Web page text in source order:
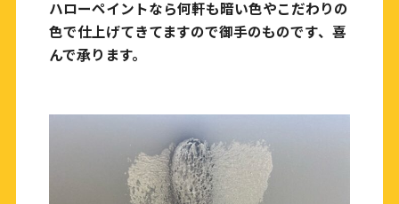
ハローペイントなら何軒も暗い色やこだわりの
色で仕上げてきてますので御手のものです、喜
んで承ります。